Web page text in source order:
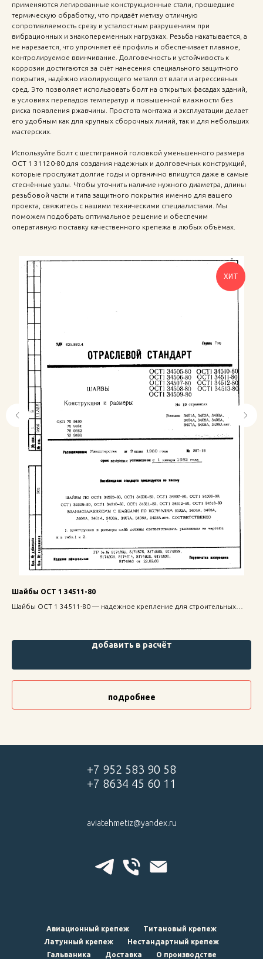
применяются легированные конструкционные стали, прошедшие
термическую обработку, что придаёт метизу отличную
сопротивляемость срезу и усталостным разрушениям при
вибрационных и знакопеременных нагрузках. Резьба накатывается, а
не нарезается, что упрочняет её профиль и обеспечивает плавное,
контролируемое ввинчивание. Долговечность и устойчивость к
коррозии достигаются за счёт нанесения специального защитного
покрытия, надёжно изолирующего металл от влаги и агрессивных
сред. Это позволяет использовать болт на открытых фасадах зданий,
в условиях перепадов температур и повышенной влажности без
риска появления ржавчины. Простота монтажа и эксплуатации делает
его удобным как для крупных сборочных линий, так и для небольших
мастерских.
Используйте Болт с шестигранной головкой уменьшенного размера
ОСТ 1 31120-80 для создания надежных и долговечных конструкций,
которые прослужат долгие годы и органично впишутся даже в самые
стеснённые узлы. Чтобы уточнить наличие нужного диаметра, длины
резьбовой части и типа защитного покрытия именно для вашего
проекта, свяжитесь с нашими техническими специалистами. Мы
поможем подобрать оптимальное решение и обеспечим
оперативную поставку качественного крепежа в любых объёмах.
ХИТ
Шайбы ОСТ 1 34511-80
Шайбы ОСТ 1 34511-80 — надежное крепление для строительных
добавить в расчёт
подробнее
+7 952 583 90 58
+7 8634 45 60 11
aviatehmetiz@yandex.ru
Авиационный крепеж
Титановый крепеж
Латунный крепеж
Нестандартный крепеж
Гальваника
Доставка О производстве